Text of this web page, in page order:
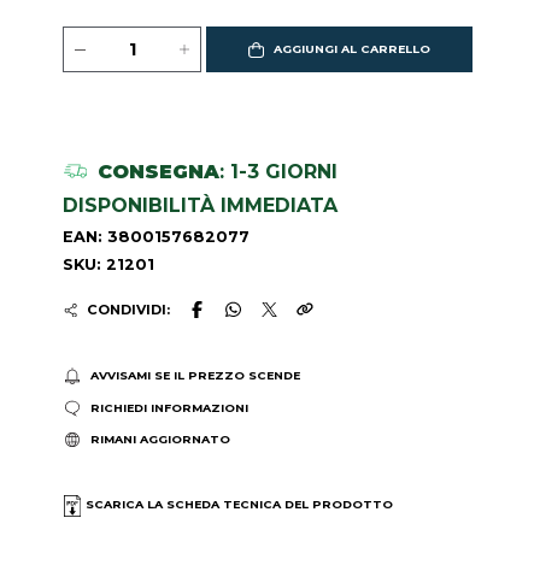
AGGIUNGI AL CARRELLO
CONSEGNA: 1-3 GIORNI
DISPONIBILITÀ IMMEDIATA
EAN: 3800157682077
SKU: 21201
CONDIVIDI:
AVVISAMI SE IL PREZZO SCENDE
RICHIEDI INFORMAZIONI
RIMANI AGGIORNATO
SCARICA LA SCHEDA TECNICA DEL PRODOTTO